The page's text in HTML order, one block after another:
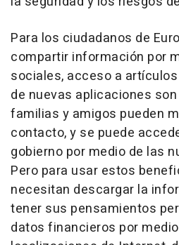
Para los ciudadanos de
compartir información por
sociales, acceso a
de nuevas aplicaciones
familias y amigos pueden
contacto, y se puede
gobierno por medio de las
Pero para usar estos
necesitan descargar la
tener sus pensamientos
datos financieros por